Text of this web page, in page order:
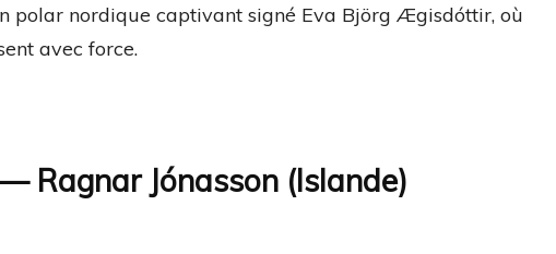
polar nordique captivant signé Eva Björg Ægisdóttir, où
avec force.
Ragnar Jónasson (Islande)